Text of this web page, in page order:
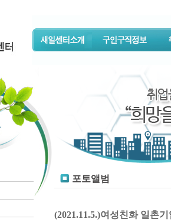
포토앨범
(2021.11.5.)여성친화 일촌